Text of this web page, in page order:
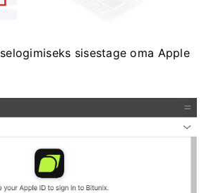
sisestage oma Apple